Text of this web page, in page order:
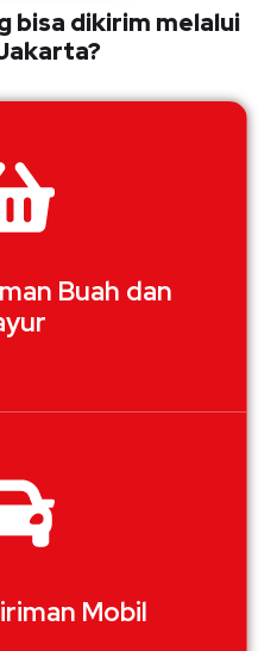
bisa dikirim melalui
Buah dan
Mobil